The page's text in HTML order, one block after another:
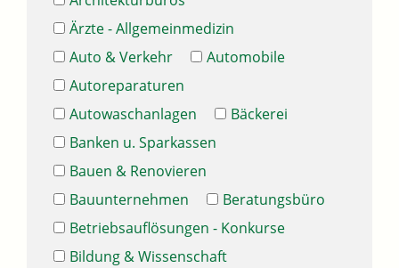
Ärzte - Allgemeinmedizin
Auto & Verkehr
Automobile
Autoreparaturen
Autowaschanlagen
Bäckerei
Banken u. Sparkassen
Bauen & Renovieren
Bauunternehmen
Beratungsbüro
Betriebsauflösungen - Konkurse
Bildung & Wissenschaft